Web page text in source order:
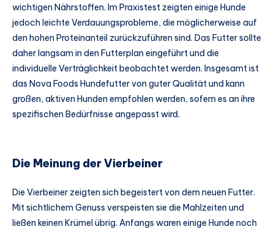
wichtigen Nährstoffen. Im Praxistest zeigten einige Hunde
jedoch leichte Verdauungsprobleme, die möglicherweise auf
den hohen Proteinanteil zurückzuführen sind. Das Futter sollte
daher langsam in den Futterplan eingeführt und die
individuelle Verträglichkeit beobachtet werden. Insgesamt ist
das Nova Foods Hundefutter von guter Qualität und kann
großen, aktiven Hunden empfohlen werden, sofern es an ihre
spezifischen Bedürfnisse angepasst wird.
Die Meinung der Vierbeiner
Die Vierbeiner zeigten sich begeistert von dem neuen Futter.
Mit sichtlichem Genuss verspeisten sie die Mahlzeiten und
ließen keinen Krümel übrig. Anfangs waren einige Hunde noch